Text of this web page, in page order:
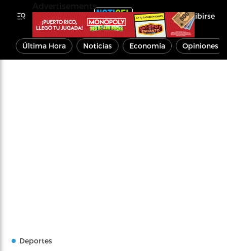
Inscribirse
Última Hora Noticias Economía Opiniones
Deportes
Advertisements